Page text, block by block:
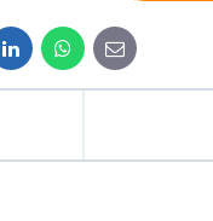
LinkedInWhatsApp
E-
mail